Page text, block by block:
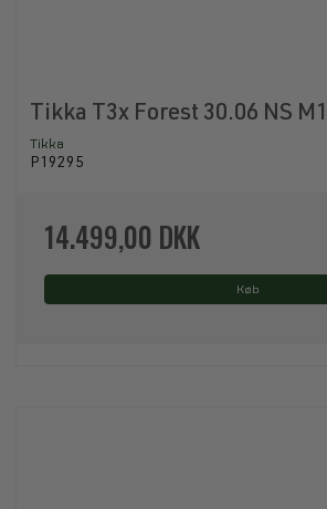
Tikka T3x Forest 30.06 NS
Tikka
P19295
14.499,00 DKK
Køb